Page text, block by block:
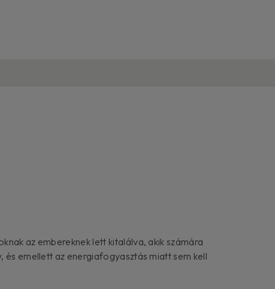
az embereknek lett kitalálva, akik számára
és emellett az energiafogyasztás miatt sem kell